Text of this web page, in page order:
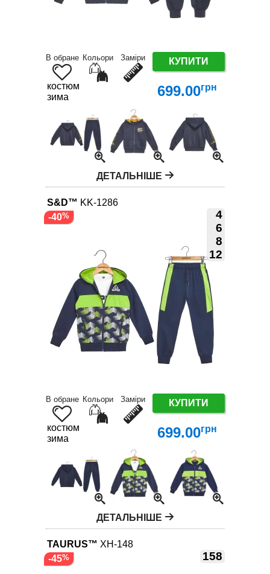
В обране Кольори Заміри КУПИТИ
костюм
зима
699.00грн
ДЕТАЛЬНІШЕ
S&D™ KK-1286
4
6
8
12
В обране Кольори Заміри КУПИТИ
костюм
зима
699.00грн
-40
ДЕТАЛЬНІШЕ
TAURUS™ XH-148
158
-45